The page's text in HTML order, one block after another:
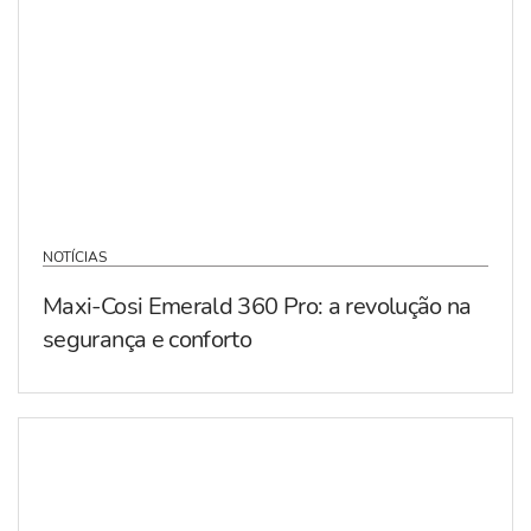
NOTÍCIAS
Maxi-Cosi Emerald 360 Pro: a revolução na
segurança e conforto